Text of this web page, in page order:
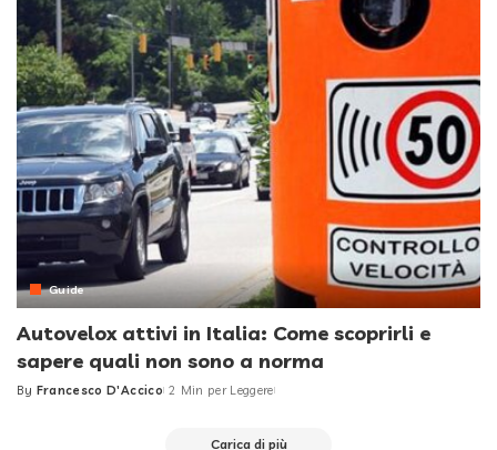
Guide
Autovelox attivi in Italia: Come scoprirli e
sapere quali non sono a norma
Posted
By Francesco D'Accico 2 Min per Leggere
Carica di più